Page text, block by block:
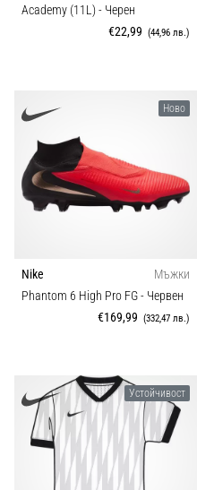
Academy (11L)- Черен
€22,99 (44,96 лв.)
Ново
Nike
Мъжки
Phantom 6 High Pro FG- Червен
€169,99 (332,47 лв.)
Устойчивост